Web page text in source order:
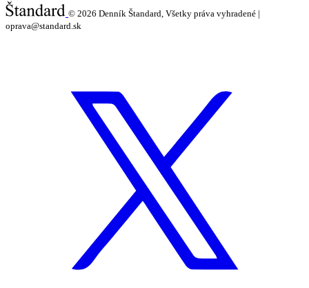
© 2026 Denník Štandard, Všetky práva vyhradené |
oprava@standard.sk